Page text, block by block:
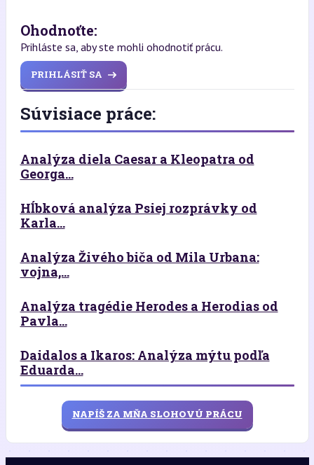
Ohodnoťte:
Prihláste sa, aby ste mohli ohodnotiť prácu.
PRIHLÁSIŤ SA
Súvisiace práce:
Analýza diela Caesar a Kleopatra od
Georga...
Hĺbková analýza Psiej rozprávky od
Karla...
Analýza Živého biča od Mila Urbana:
vojna,...
Analýza tragédie Herodes a Herodias od
Pavla...
Daidalos a Ikaros: Analýza mýtu podľa
Eduarda...
NAPÍŠ ZA MŇA SLOHOVÚ PRÁCU